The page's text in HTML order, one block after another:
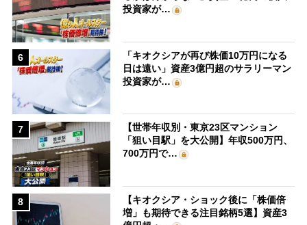
投資家が…
6
「キオクシアが再び株価10万円になる
日は遠い」資産3億円超のサラリーマン
投資家が…
7
【世帯年収別・東京23区マンション
「狙い目駅」を大公開】年収500万円、
700万円で…
8
【キオクシア・ショック後に「株価倍
増」も期待できる注目銘柄5選】資産3